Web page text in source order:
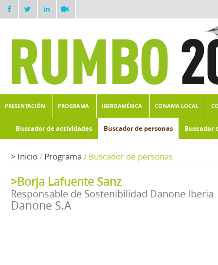
PRESENTACIÓN PROGRAMA IBEROAMÉRICA CONAMA LOCAL
Buscador de actividades Buscador de personas Buscador
> Inicio/ Programa / Buscador de personas
>Borja Lafuente Sanz
Responsable de Sostenibilidad Danone Iberia
Danone S.A